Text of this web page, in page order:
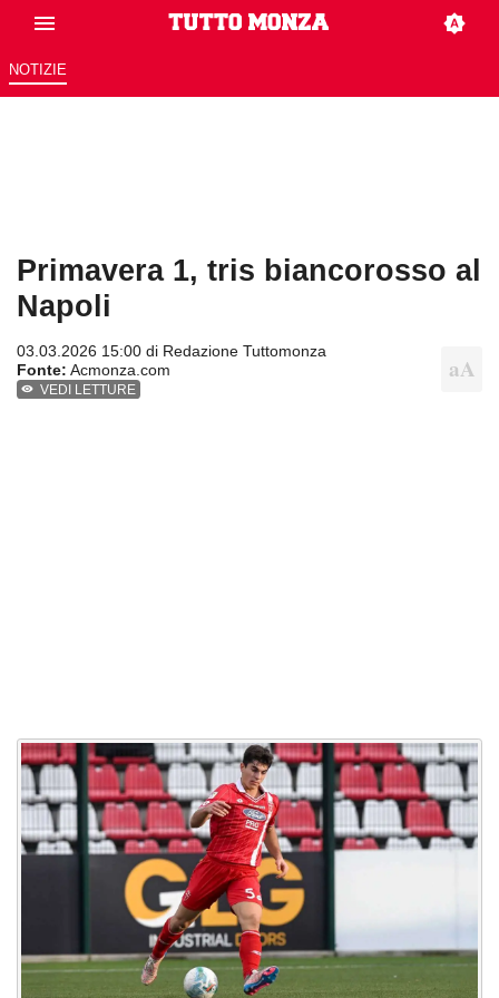
NOTIZIE
Primavera 1, tris biancorosso al
Napoli
03.03.2026 15:00 di Redazione Tuttomonza
Fonte: Acmonza.com
VEDI LETTURE